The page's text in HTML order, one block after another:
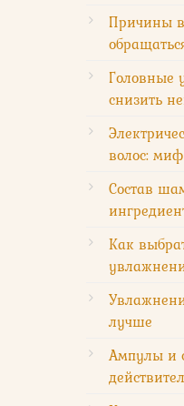
Причины
Головные
снизить
волос:
Состав
Как
лучше
Ампулы и